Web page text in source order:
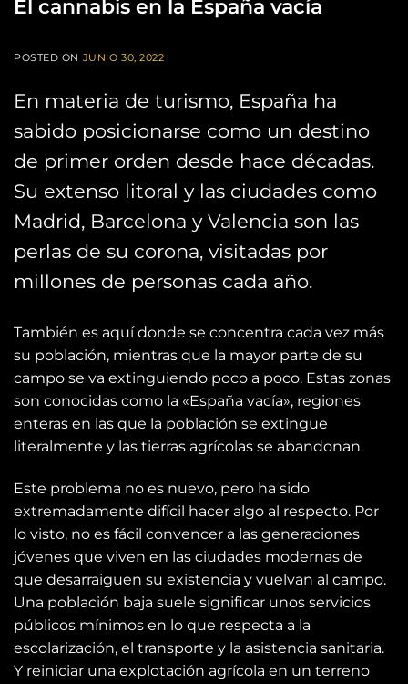
El cannabis en la España vacía
POSTED ON JUNIO 30, 2022
En materia de turismo, España ha
sabido posicionarse como un destino
de primer orden desde hace décadas.
Su extenso litoral y las ciudades como
Madrid, Barcelona y Valencia son las
perlas de su corona, visitadas por
millones de personas cada año.
También es aquí donde se concentra cada vez más
su población, mientras que la mayor parte de su
campo se va extinguiendo poco a poco. Estas zonas
son conocidas como la «España vacía», regiones
enteras en las que la población se extingue
literalmente y las tierras agrícolas se abandonan.
Este problema no es nuevo, pero ha sido
extremadamente difícil hacer algo al respecto. Por
lo visto, no es fácil convencer a las generaciones
jóvenes que viven en las ciudades modernas de
que desarraiguen su existencia y vuelvan al campo.
Una población baja suele significar unos servicios
públicos mínimos en lo que respecta a la
escolarización, el transporte y la asistencia sanitaria.
Y reiniciar una explotación agrícola en un terreno